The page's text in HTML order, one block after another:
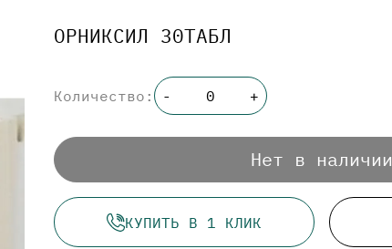
ОРНИКСИЛ 30ТАБЛ
Количество: - +
Нет в наличии
КУПИТЬ В 1 КЛИК